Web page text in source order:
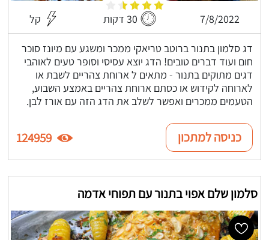
7/8/2022 30 דקות קל
דג סלמון בתנור ברוטב טריאקי ממכר ומשגע עם מיונז סוכר
חום ועוד דברים טובים! הדג יוצא עסיסי וסופר טעים לאוהבי
דגים מתוקים בתנור - מתאים ל ארוחת צהריים לשבת או
לארוחה לקידוש או כסתם ארוחת צהריים באמצע השבוע,
הטעמים ממכרים ואפשר לשלב את הדג הזה עם אורז לבן.
כניסה למתכון 124959
סלמון שלם אפוי בתנור עם תפוחי אדמה